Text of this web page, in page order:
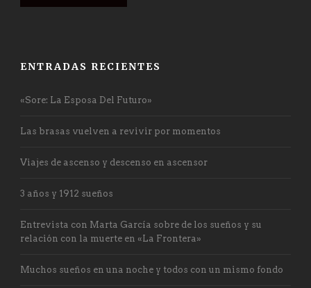
ENTRADAS RECIENTES
«Sore: La Esposa Del Futuro»
Las brasas vuelven a revivir por momentos
Viajes de ascenso y descenso en ascensor
3 años y 1912 sueños
Entrevista con Marta García sobre de los sueños y su
relación con la muerte en «La Frontera»
Muchos sueños en una noche y todos con un mismo fondo